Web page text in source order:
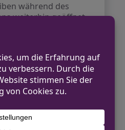
während des
weiterhin geöffnet,
des
betonte.
Jeans
von Closed
nachdem sie
Parkerin Filmen wie